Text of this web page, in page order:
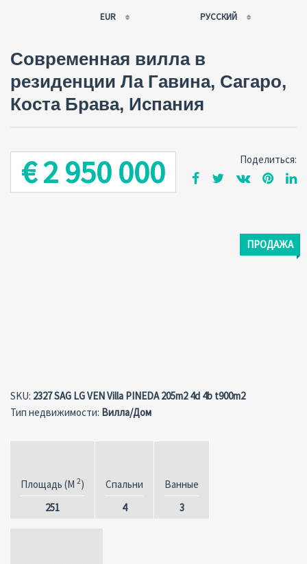
EUR
USD
RUB
GBP
РУССКИЙ
ESPAÑOL
Современная вилла в
резиденции Ла Гавина, Сагаро,
Коста Брава, Испания
€ 2 950 000 Поделиться:
ПРОДАЖА
SKU: 2327 SAG LG VEN Villa PINEDA 205m2 4d 4b t900m2
Тип недвижимости: Вилла/Дом
Площадь (M 2)
251
Спальни
4
Ванные
3